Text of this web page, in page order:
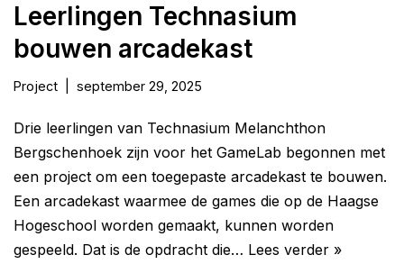
Leerlingen Technasium
bouwen arcadekast
Project september 29, 2025
Drie leerlingen van Technasium Melanchthon
Bergschenhoek zijn voor het GameLab begonnen met
een project om een toegepaste arcadekast te bouwen.
Een arcadekast waarmee de games die op de Haagse
Hogeschool worden gemaakt, kunnen worden
gespeeld. Dat is de opdracht die… Lees verder »